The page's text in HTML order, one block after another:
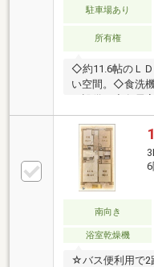
35】・【家電販
し】等におせっ
駐車場あり
所有権
◇約11.6帖のＬ
い空間。◇食洗
ペースを広く利
一員，一緒に新
和田小学校まで
利な徒歩約9分
岡医院まで徒歩
てると安心ですね
新座市の不動産
ださい！お問い
南向き
浴室乾燥機
☆バス便利用で2